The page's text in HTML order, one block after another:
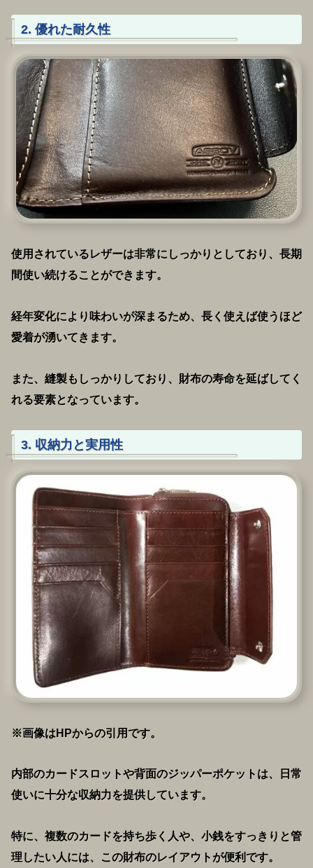
2. 優れた耐久性
使用されているレザーは非常にしっかりとしており、長期
間使い続けることができます。
経年変化により味わいが深まるため、長く使えば使うほど
愛着が湧いてきます。
また、縫製もしっかりしており、財布の寿命を延ばしてく
れる要素となっています。
3. 収納力と実用性
※画像はHPからの引用です。
内部のカードスロットや背面のジッパーポケットは、日常
使いに十分な収納力を提供しています。
特に、複数のカードを持ち歩く人や、小銭をすっきりと管
理したい人には、この財布のレイアウトが便利です。